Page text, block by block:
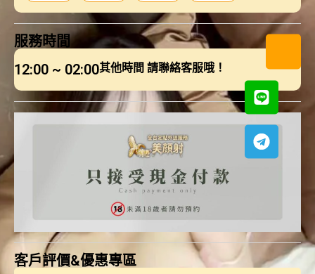
服務時間
12:00 ~ 02:00其他時間 請聯絡客服哦！
客戶評價&優惠專區